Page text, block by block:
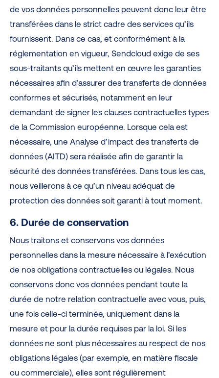
de vos données personnelles peuvent donc leur être
transférées dans le strict cadre des services qu’ils
fournissent. Dans ce cas, et conformément à la
réglementation en vigueur, Sendcloud exige de ses
sous-traitants qu’ils mettent en œuvre les garanties
nécessaires afin d’assurer des transferts de données
conformes et sécurisés, notamment en leur
demandant de signer les clauses contractuelles types
de la Commission européenne. Lorsque cela est
nécessaire, une Analyse d’impact des transferts de
données (AITD) sera réalisée afin de garantir la
sécurité des données transférées. Dans tous les cas,
nous veillerons à ce qu’un niveau adéquat de
protection des données soit garanti à tout moment.
6. Durée de conservation
Nous traitons et conservons vos données
personnelles dans la mesure nécessaire à l’exécution
de nos obligations contractuelles ou légales. Nous
conservons donc vos données pendant toute la
durée de notre relation contractuelle avec vous, puis,
une fois celle-ci terminée, uniquement dans la
mesure et pour la durée requises par la loi. Si les
données ne sont plus nécessaires au respect de nos
obligations légales (par exemple, en matière fiscale
ou commerciale), elles sont régulièrement